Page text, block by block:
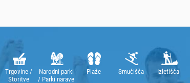
Trgovine /
Storitve
Narodni parki
/ Parki narave
Plaže Smučišča Izletišča